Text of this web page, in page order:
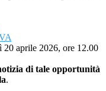
aprile 2026, ore 12.00
di tale opportunità
.